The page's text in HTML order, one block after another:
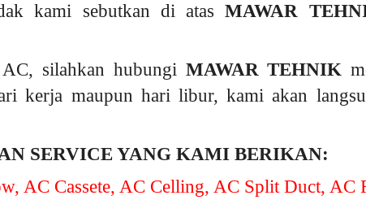
kami sebutkan di atasMAWAR
silahkan hubungi MAWAR TEHNIK
kerja maupun hari libur, kami akan
SERVICE YANG KAMI BERIKAN:
AC Cassete, AC Celling, AC Split Duct, AC